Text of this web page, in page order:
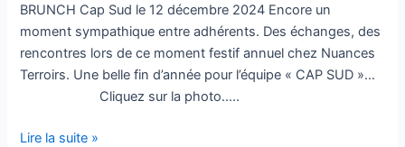
BRUNCH Cap Sud le 12 décembre 2024 Encore un
moment sympathique entre adhérents. Des échanges, des
rencontres lors de ce moment festif annuel chez Nuances
Terroirs. Une belle fin d’année pour l’équipe « CAP SUD »…
Cliquez sur la photo…..
Lire la suite »